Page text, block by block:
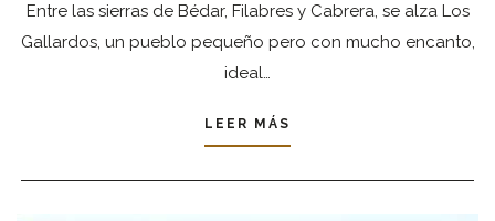
Entre las sierras de Bédar, Filabres y Cabrera, se alza Los
Gallardos, un pueblo pequeño pero con mucho encanto,
ideal…
LEER MÁS